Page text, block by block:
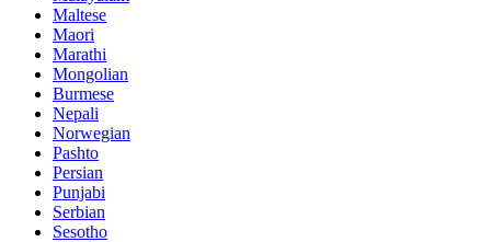
Maltese
Maori
Marathi
Mongolian
Burmese
Nepali
Norwegian
Pashto
Persian
Punjabi
Serbian
Sesotho